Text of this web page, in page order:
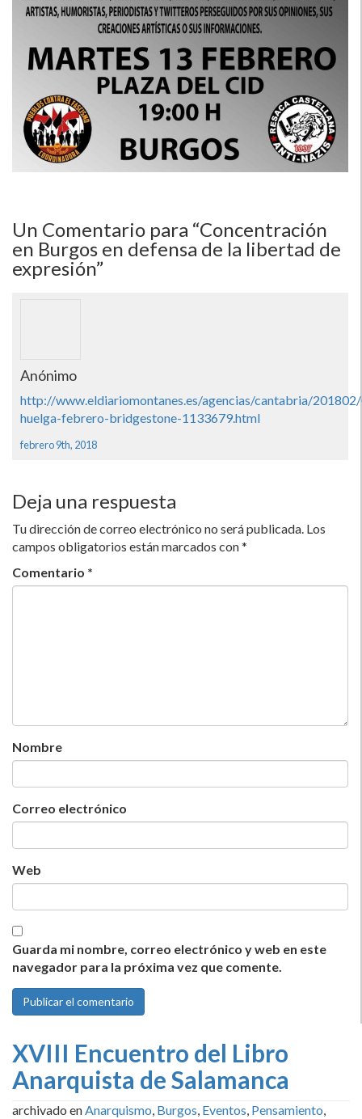
Un Comentario para “Concentración
en Burgos en defensa de la libertad de
expresión”
Anónimo
http://www.eldiariomontanes.es/agencias/cantabria/
huelga-febrero-bridgestone-1133679.html
febrero 9th, 2018
Deja una respuesta
Tu dirección de correo electrónico no será publicada. Los
campos obligatorios están marcados con*
Comentario *
Nombre
Correo electrónico
Web
Guarda mi nombre, correo electrónico y web en este
navegador para la próxima vez que comente.
XVIII Encuentro del Libro
Anarquista de Salamanca
archivado enAnarquismo, Burgos, Eventos, Pensamiento,